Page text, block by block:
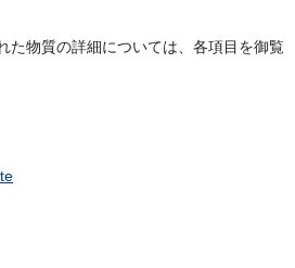
物質の詳細については、各項目を御覧